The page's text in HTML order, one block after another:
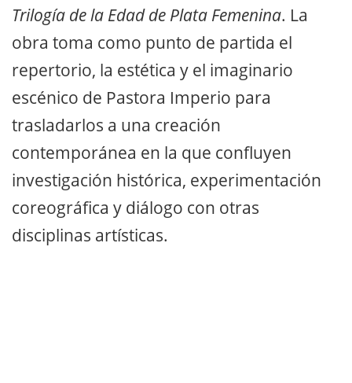
Trilogía de la Edad de Plata Femenina. La
obra toma como punto de partida el
repertorio, la estética y el imaginario
escénico de Pastora Imperio para
trasladarlos a una creación
contemporánea en la que confluyen
investigación histórica, experimentación
coreográfica y diálogo con otras
disciplinas artísticas.